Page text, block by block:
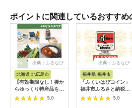
ポイントに関連しているおすすめ
出典：ふるなび
北海道 北広島市
【有効期限なし！後か
らゆっくり特産品を選
べる】北海道北広島市
カタログポイント
5.0
出典：ふるなび
福井県 福井市
「ふくいはぴコイン」
福井市ふるさと納税ポ
イント【15,000円
分】 [E-198004] / 選
5.0